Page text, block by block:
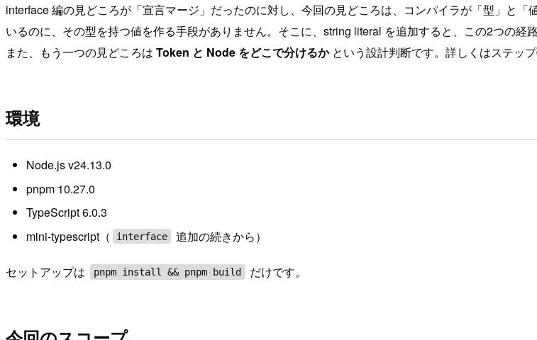
interface 編の見どころが「宣言マージ」だったのに対し、今回の見どころは、コンパイラが「型」と「
いるのに、その型を持つ値を作る手段がありません。そこに、string literal を追加すると、この2つの経路
また、もう一つの見どころは Token と Node をどこで分けるかという設計判断です。詳しくはステッ
環境
Node.js v24.13.0
pnpm 10.27.0
TypeScript 6.0.3
mini-typescript（
interface 追加の続きから）
セットアップは pnpm install && pnpm build だけです。